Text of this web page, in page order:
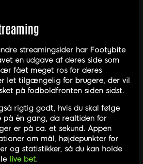
streamingsider har Footybite
en udgave af deres side som
fået meget ros for deres
let tilgængelig for brugere, der vil
på fodboldfronten siden sidst.
rigtig godt, hvis du skal følge
på én gang, da realtiden for
er på ca. et sekund. Appen
om mål, højdepunkter for
og statistikker, så du kan holde
live bet.